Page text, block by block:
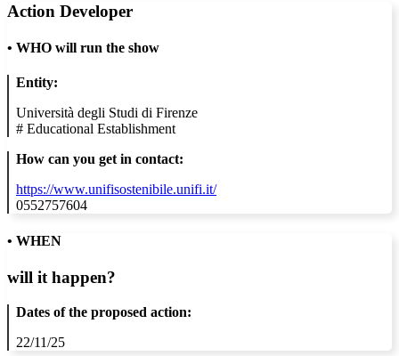
Action Developer
• WHO will run the show
Entity:
Università degli Studi di Firenze
# Educational Establishment
How can you get in contact:
https://www.unifisostenibile.unifi.it/
0552757604
• WHEN
will it happen?
Dates of the proposed action:
22/11/25